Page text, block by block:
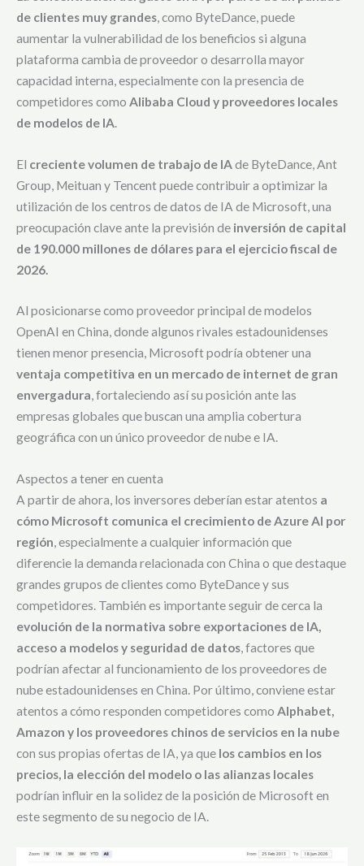
de clientes muy grandes, como ByteDance, puede
aumentar la vulnerabilidad de los beneficios si alguna
plataforma cambia de proveedor o desarrolla mayor
capacidad interna, especialmente con la presencia de
competidores como Alibaba Cloud y proveedores locales
de modelos de IA.
El creciente volumen de trabajo de IAde ByteDance, Ant
Group, Meituan y Tencent puede contribuir a optimizar la
utilización de los centros de datos de IA de Microsoft, una
preocupación clave ante la previsión de inversión de capital
de 190.000 millones de dólares para el ejercicio fiscal de
2026.
Al posicionarse como proveedor principal de modelos
OpenAI en China, donde algunos rivales estadounidenses
tienen menor presencia, Microsoft podría obtener una
ventaja competitiva en un mercado de internet de gran
envergadura, fortaleciendo así su posición ante las
empresas globales que buscan una amplia cobertura
geográfica con un único proveedor de nube e IA.
Aspectos a tener en cuenta
A partir de ahora, los inversores deberían estar atentos a
cómo Microsoft comunica el crecimiento de Azure AI por
región, especialmente a cualquier información que
diferencie la demanda relacionada con China o que destaque
grandes grupos de clientes como ByteDance y sus
competidores. También es importante seguir de cerca la
evolución de la normativa sobre exportaciones de IA,
acceso a modelos y seguridad de datos, factores que
podrían afectar al funcionamiento de los proveedores de
nube estadounidenses en China. Por último, conviene estar
atentos a cómo responden competidores como Alphabet,
Amazon y los proveedores chinos de servicios en la nube
con sus propias ofertas de IA, ya que los cambios en los
precios, la elección del modelo o las alianzas locales
podrían influir en la solidez de la posición de Microsoft en
este segmento de su negocio de IA.